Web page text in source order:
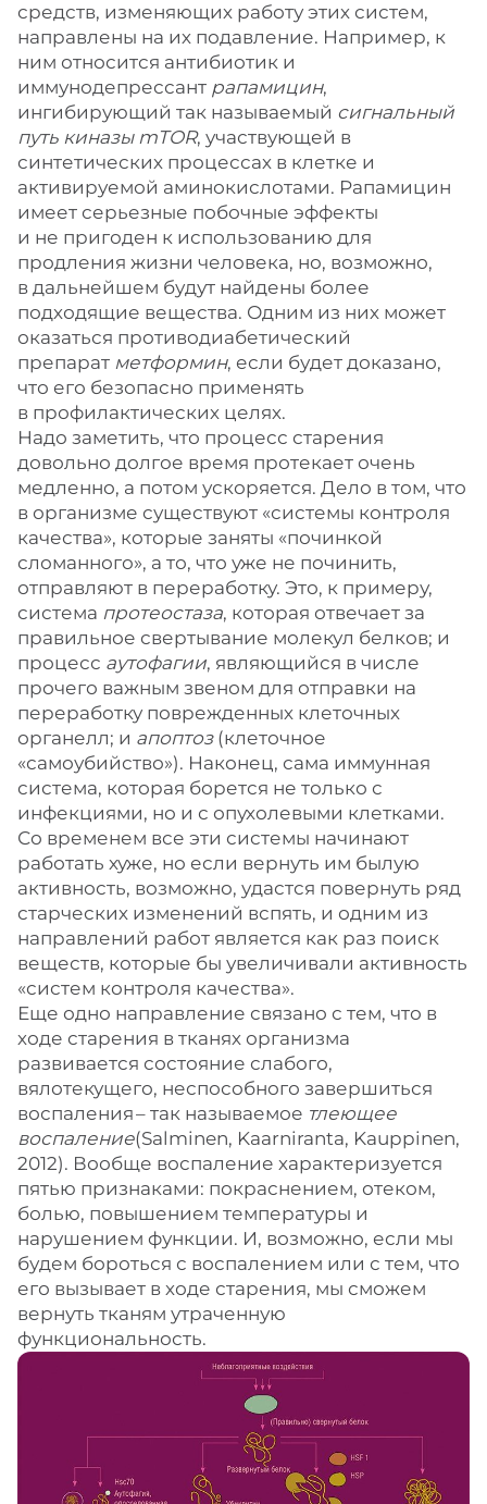
средств, изменяющих работу этих систем,
направлены на их подавление. Например, к
ним относится антибиотик и
иммунодепрессант рапамицин,
ингибирующий так называемый сигнальный
путь киназы mTOR, участвующей в
синтетических процессах в клетке и
активируемой аминокислотами. Рапамицин
имеет серьезные побочные эффекты
и не пригоден к использованию для
продления жизни человека, но, возможно,
в дальнейшем будут найдены более
подходящие вещества. Одним из них может
оказаться противодиабетический
препарат метформин, если будет доказано,
что его безопасно применять
в профилактических целях.
Надо заметить, что процесс старения
довольно долгое время протекает очень
медленно, а потом ускоряется. Дело в том, что
в организме существуют «системы контроля
качества», которые заняты «починкой
сломанного», а то, что уже не починить,
отправляют в переработку. Это, к примеру,
система протеостаза, которая отвечает за
правильное свертывание молекул белков; и
процесс аутофагии, являющийся в числе
прочего важным звеном для отправки на
переработку поврежденных клеточных
органелл; и апоптоз(клеточное
«самоубийство»). Наконец, сама иммунная
система, которая борется не только с
инфекциями, но и с опухолевыми клетками.
Со временем все эти системы начинают
работать хуже, но если вернуть им былую
активность, возможно, удастся повернуть ряд
старческих изменений вспять, и одним из
направлений работ является как раз поиск
веществ, которые бы увеличивали активность
«систем контроля качества».
Еще одно направление связано с тем, что в
ходе старения в тканях организма
развивается состояние слабого,
вялотекущего, неспособного завершиться
воспаления – ​так называемое тлеющее
воспаление(Salminen, Kaarniranta, Kauppinen,
2012). Вообще воспаление характеризуется
пятью признаками: покраснением, отеком,
болью, повышением температуры и
нарушением функции. И, возможно, если мы
будем бороться с воспалением или с тем, что
его вызывает в ходе старения, мы сможем
вернуть тканям утраченную
функциональность.